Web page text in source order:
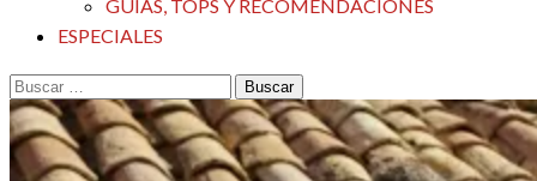
GUÍAS, TOPS Y RECOMENDACIONES
ESPECIALES
Buscar: